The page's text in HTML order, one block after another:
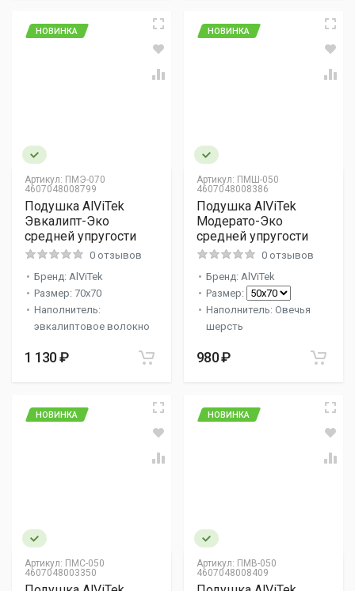
Артикул: ПМЭ-070
4607048008799
НОВИНКА
Подушка AlViTek
Эвкалипт-Эко
средней упругости
0 отзывов
Бренд: AlViTek
Размер: 70x70
Наполнитель:
эвкалиптовое волокно
1 130 ₽
Артикул: ПМШ-050
4607048008386
НОВИНКА
Подушка AlViTek
Модерато-Эко
средней упругости
0 отзывов
Бренд: AlViTek
Размер:
Наполнитель: Овечья
шерсть
980 ₽
Артикул: ПМС-050
4607048003350
НОВИНКА
Артикул: ПМВ-050
4607048008409
НОВИНКА